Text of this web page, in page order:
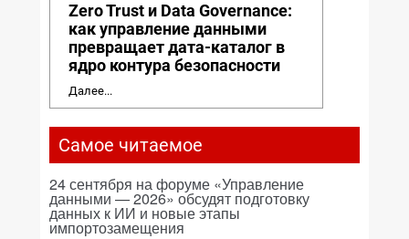
Zero Trust и Data Governance:
как управление данными
превращает дата-каталог в
ядро контура безопасности
Далее...
Самое читаемое
24 сентября на форуме «Управление
данными — 2026» обсудят подготовку
данных к ИИ и новые этапы
импортозамещения